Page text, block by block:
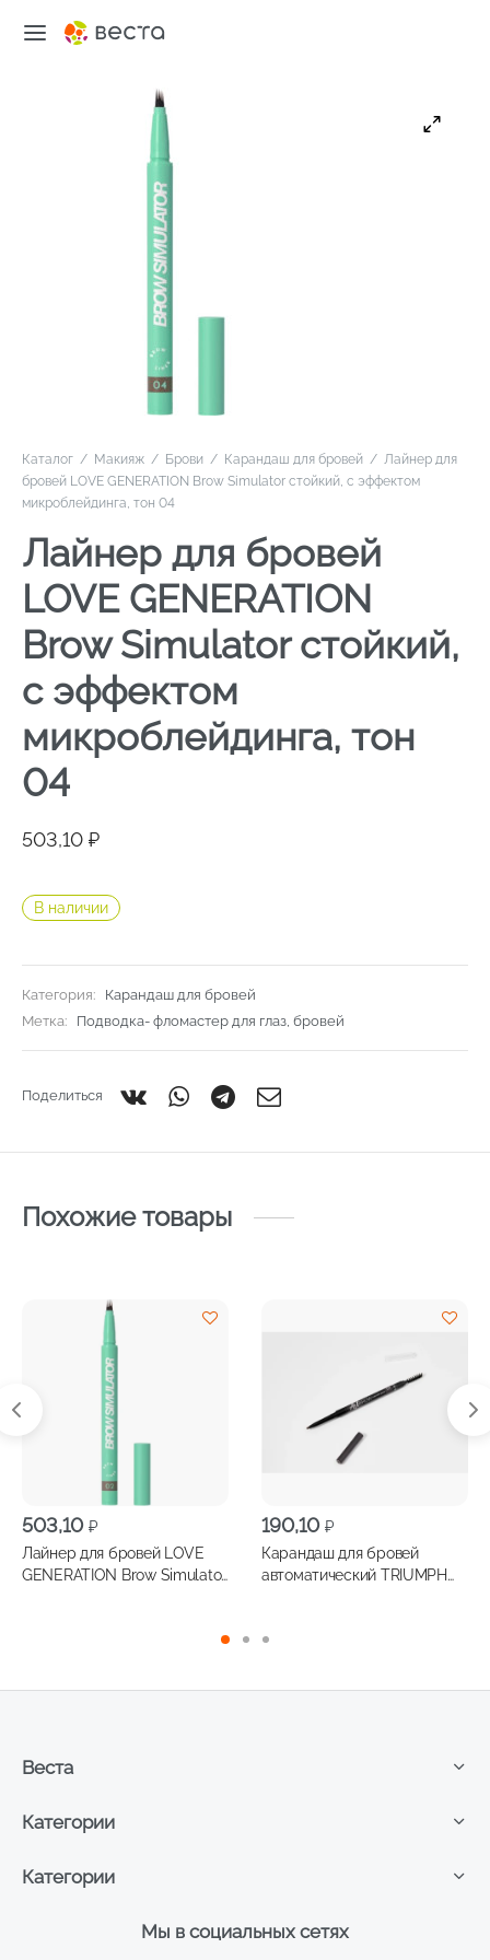
Каталог / Макияж / Брови / Карандаш для бровей / Лайнер для
бровей LOVE GENERATION Brow Simulator стойкий, с эффектом
микроблейдинга, тон 04
Лайнер для бровей
LOVE GENERATION
Brow Simulator стойкий,
с эффектом
микроблейдинга, тон
04
503,10 ₽
В наличии
Категория:
Карандаш для бровей
Метка:
Подводка- фломастер для глаз, бровей
Поделиться
Похожие товары
503,10 ₽
Лайнер для бровей LOVE
GENERATION Brow Simulator
190,10 ₽
Карандаш для бровей
автоматический TRIUMPH
Мы в социальных сетях
Категории
Категории
Веста